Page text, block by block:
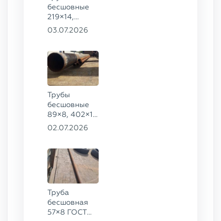
8732-78, ст.
20
бесшовные
219×14,
146×16 ГОСТ
03.07.2026
Трубы
бесшовные
89×8, 402×10
ГОСТ 8732-
02.07.2026
Труба
бесшовная
57×8 ГОСТ